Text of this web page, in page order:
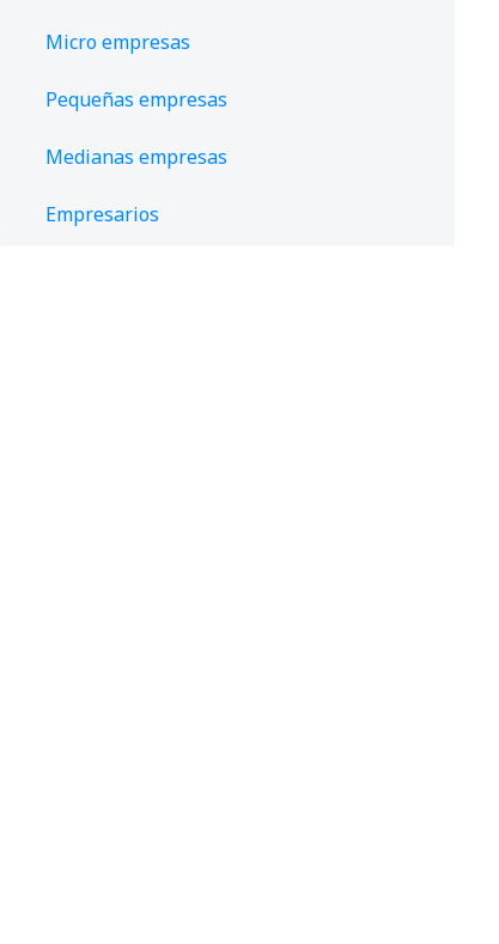
Micro empresas
Pequeñas empresas
Medianas empresas
Empresarios